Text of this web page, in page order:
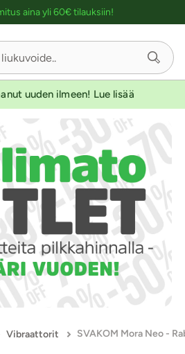
aina yli 60€ tilauksiin!
uuden ilmeen! Lue lisää
Vibraattorit